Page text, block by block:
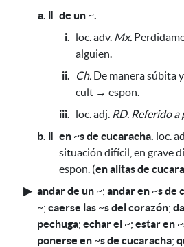
a. ǁ de un ~.
i. loc. adv. Mx.
alguien.
ii.
Ch. De manera súbita
cult → espon.
iii. loc. adj. RD. Referido a
b. ǁ en ~s de cucaracha. loc.
situación difícil, en grave
espon. (en alitas de
▶ andar de un ~; andar en ~s de
~; caerse las ~s del corazón;
pechuga; echar el ~; estar en ~
ponerse en ~s de cucaracha;